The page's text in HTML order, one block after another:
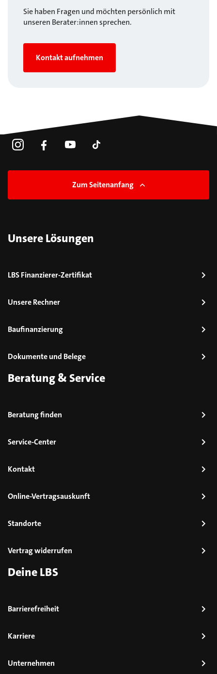
Sie haben Fragen und möchten persönlich mit
unseren Berater:innen sprechen.
Kontakt aufnehmen
Zum Seitenanfang
Unsere Lösungen
LBS Finanzierer-Zertifikat
Unsere Rechner
Baufinanzierung
Dokumente und Belege
Beratung & Service
Beratung finden
Service-Center
Kontakt
Online-Vertragsauskunft
Standorte
Vertrag widerrufen
Deine LBS
Barrierefreiheit
Karriere
Unternehmen